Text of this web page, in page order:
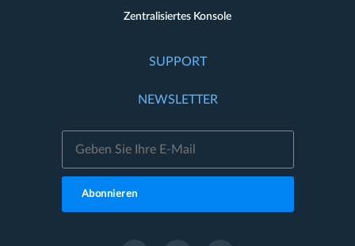
Zentralisiertes Konsole
SUPPORT
NEWSLETTER
Abonnieren